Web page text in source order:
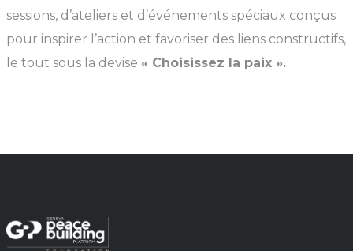
sessions, d’ateliers et d’événements spéciaux conçus
pour inspirer l’action et favoriser des liens constructifs,
le tout sous la devise « Choisissez la paix ».